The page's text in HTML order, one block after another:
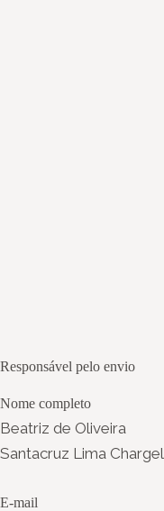
Responsável pelo envio
Nome completo
Beatriz de Oliveira
Santacruz Lima Chargel
E-mail